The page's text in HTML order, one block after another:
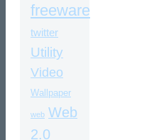
freeware
twitter
Utility
Video
Wallpaper
web Web
2.0